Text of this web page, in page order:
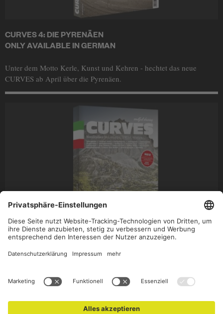
CURVES 4: DIE PYRENÄEN
ONLY AVAILABLE IN GERMAN
Unter dem Motto Kerle, Kunst und Kehren - hechtet das neue
CURVES ab April über die Pyrenäen.